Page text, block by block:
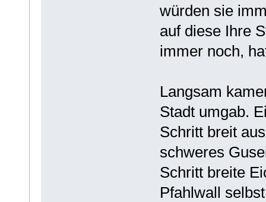
würden sie
auf diese Ihre
immer noch,
Langsam
Stadt umgab.
Schritt breit
schweres
Schritt breite
Pfahlwall